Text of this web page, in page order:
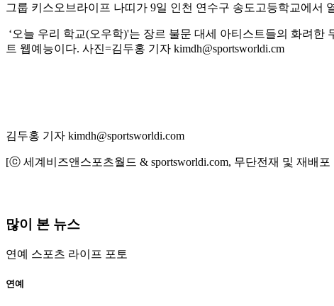
그룹 키스오브라이프 나띠가 9일 인천 연수구 송도고등학교에서
‘오늘 우리 학교(오우학)'는 장르 불문 대세 아티스트들의 화려
트 웹예능이다. 사진=김두홍 기자 kimdh@sportsworldi.cm
김두홍 기자 kimdh@sportsworldi.com
[ⓒ 세계비즈앤스포츠월드 & sportsworldi.com, 무단전재 및 재배포
많이 본 뉴스
연예 스포츠 라이프 포토
연예